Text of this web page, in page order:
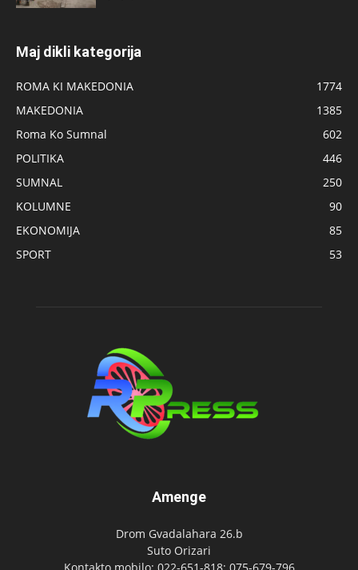
Maj dikli kategorija
ROMA KI MAKEDONIA
1774
MAKEDONIA
1385
Roma Ko Sumnal
602
POLITIKA
446
SUMNAL
250
KOLUMNE
90
EKONOMIJA
85
SPORT
53
Amenge
Drom Gvadalahara 26.b
Suto Orizari